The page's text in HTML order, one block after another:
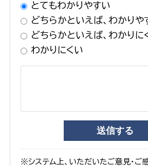
とてもわかりやすい
どちらかといえば、わかりや
どちらかといえば、わかりに
わかりにくい
※システム上、いただいたご意見・ご